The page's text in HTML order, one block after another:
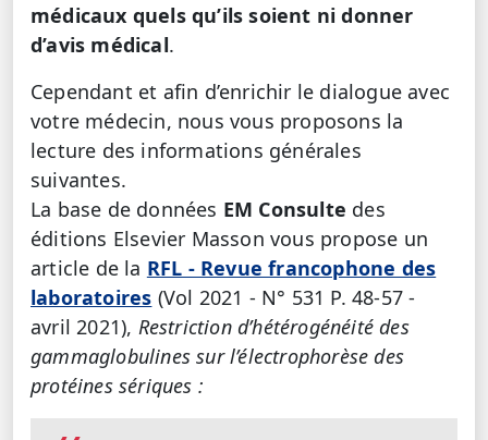
médicaux quels qu’ils soient ni donner
d’avis médical.
Cependant et afin d’enrichir le dialogue avec
votre médecin, nous vous proposons la
lecture des informations générales
suivantes.
La base de données EM Consulte des
éditions Elsevier Masson vous propose un
article de la RFL - Revue francophone des
laboratoires (Vol 2021 - N° 531 P. 48-57 -
avril 2021), Restriction d’hétérogénéité des
gammaglobulines sur l’électrophorèse des
protéines sériques :